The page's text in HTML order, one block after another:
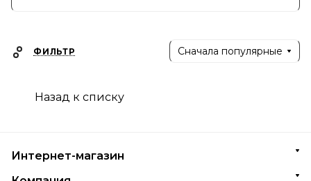
ФИЛЬТР Сначала популярные
Назад к списку
Интернет-магазин